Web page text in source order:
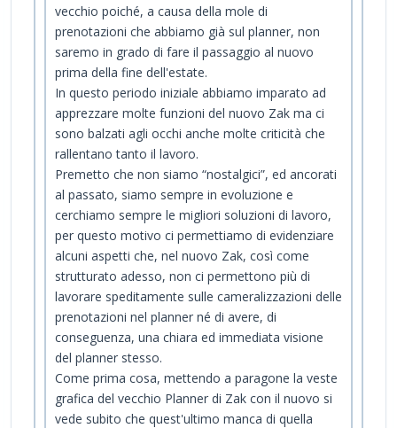
vecchio poiché, a causa della mole di
prenotazioni che abbiamo già sul planner, non
saremo in grado di fare il passaggio al nuovo
prima della fine dell'estate.
In questo periodo iniziale abbiamo imparato ad
apprezzare molte funzioni del nuovo Zak ma ci
sono balzati agli occhi anche molte criticità che
rallentano tanto il lavoro.
Premetto che non siamo “nostalgici”, ed ancorati
al passato, siamo sempre in evoluzione e
cerchiamo sempre le migliori soluzioni di lavoro,
per questo motivo ci permettiamo di evidenziare
alcuni aspetti che, nel nuovo Zak, così come
strutturato adesso, non ci permettono più di
lavorare speditamente sulle cameralizzazioni delle
prenotazioni nel planner né di avere, di
conseguenza, una chiara ed immediata visione
del planner stesso.
Come prima cosa, mettendo a paragone la veste
grafica del vecchio Planner di Zak con il nuovo si
vede subito che quest'ultimo manca di quella